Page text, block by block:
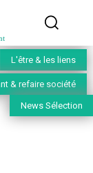
L'être & les liens
& refaire société
News Sélection